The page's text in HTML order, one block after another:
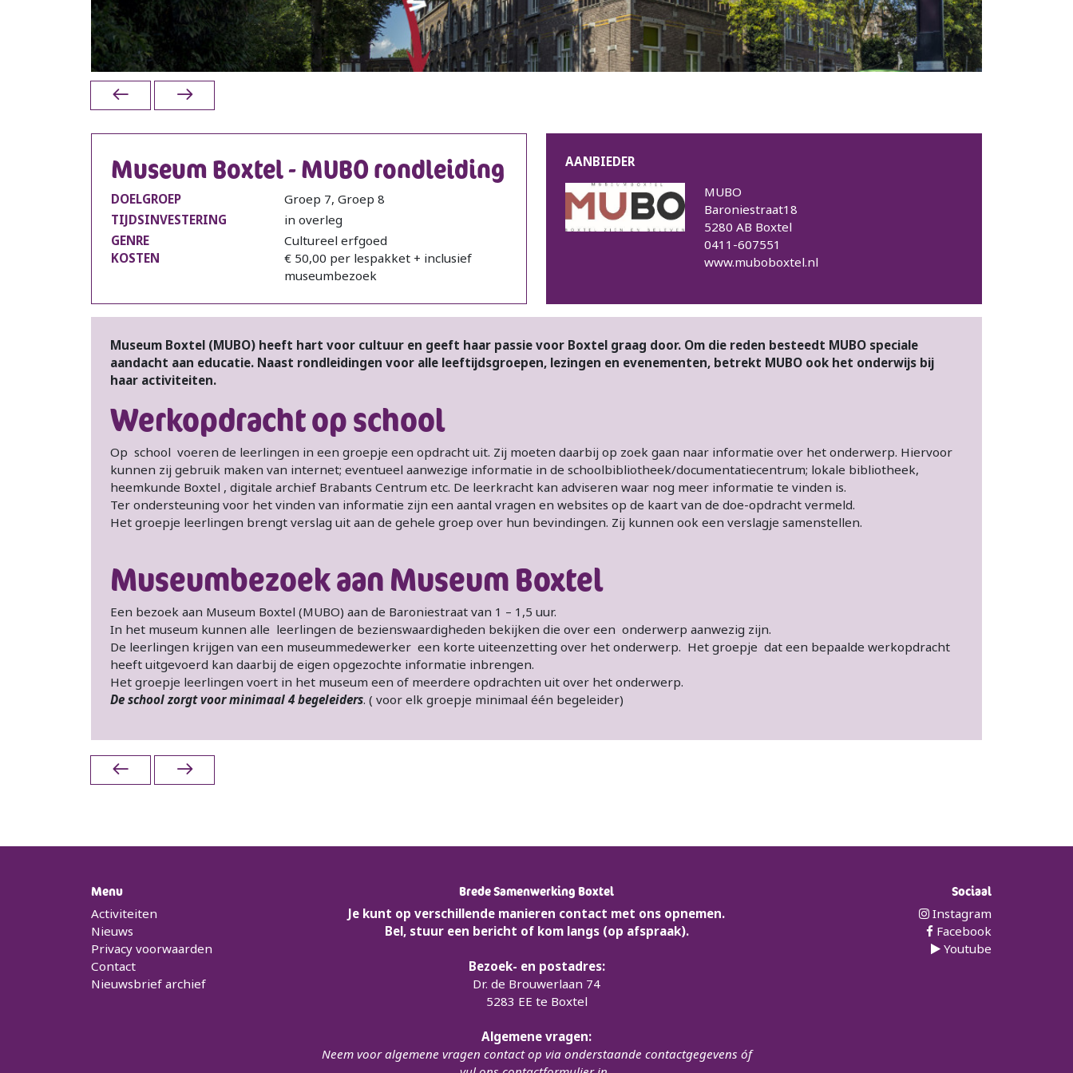
Museum Boxtel - MUBO rondleiding
DOELGROEP
Groep 7, Groep 8
TIJDSINVESTERING
in overleg
GENRE
Cultureel erfgoed
KOSTEN
€ 50,00 per lespakket + inclusief
museumbezoek
AANBIEDER
MUBO
Baroniestraat18
5280 AB Boxtel
0411-607551
www.muboboxtel.nl
Museum Boxtel (MUBO) heeft hart voor cultuur en geeft haar passie voor Boxtel graag door. Om die reden besteedt MUBO speciale
aandacht aan educatie. Naast rondleidingen voor alle leeftijdsgroepen, lezingen en evenementen, betrekt MUBO ook het onderwijs bij
haar activiteiten.
Werkopdracht op school
Op school voeren de leerlingen in een groepje een opdracht uit. Zij moeten daarbij op zoek gaan naar informatie over het onderwerp. Hiervoor
kunnen zij gebruik maken van internet; eventueel aanwezige informatie in de schoolbibliotheek/documentatiecentrum; lokale bibliotheek,
heemkunde Boxtel , digitale archief Brabants Centrum etc. De leerkracht kan adviseren waar nog meer informatie te vinden is.
Ter ondersteuning voor het vinden van informatie zijn een aantal vragen en websites op de kaart van de doe-opdracht vermeld.
Het groepje leerlingen brengt verslag uit aan de gehele groep over hun bevindingen. Zij kunnen ook een verslagje samenstellen.
Museumbezoek aan Museum Boxtel
Een bezoek aan Museum Boxtel (MUBO) aan de Baroniestraat van 1 – 1,5 uur.
In het museum kunnen alle leerlingen de bezienswaardigheden bekijken die over een onderwerp aanwezig zijn.
De leerlingen krijgen van een museummedewerker een korte uiteenzetting over het onderwerp. Het groepje dat een bepaalde werkopdracht
heeft uitgevoerd kan daarbij de eigen opgezochte informatie inbrengen.
Het groepje leerlingen voert in het museum een of meerdere opdrachten uit over het onderwerp.
De school zorgt voor minimaal 4 begeleiders. ( voor elk groepje minimaal één begeleider)
Menu
Activiteiten
Nieuws
Privacy voorwaarden
Contact
Nieuwsbrief archief
Brede Samenwerking Boxtel
Je kunt op verschillende manieren contact met ons opnemen.
Bel, stuur een bericht of kom langs (op afspraak).
Bezoek- en postadres:
Dr. de Brouwerlaan 74
5283 EE te Boxtel
Algemene vragen:
Neem voor algemene vragen contact op via onderstaande contactgegevens óf
Sociaal
Instagram
Facebook
Youtube